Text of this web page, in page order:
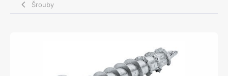
Šrouby